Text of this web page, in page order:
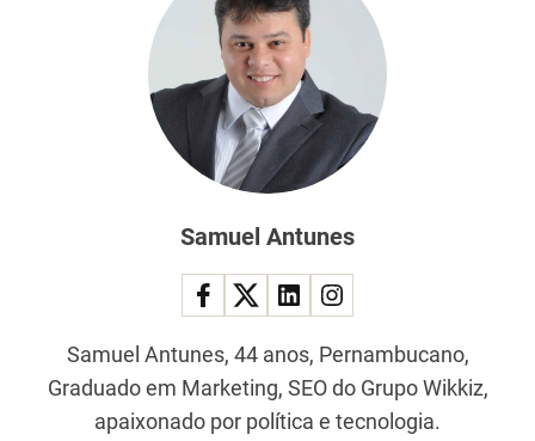
Samuel Antunes
Samuel Antunes, 44 anos, Pernambucano,
Graduado em Marketing, SEO do Grupo Wikkiz,
apaixonado por política e tecnologia.